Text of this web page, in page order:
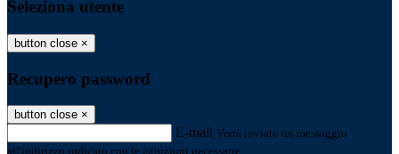
Seleziona utente
button close ×
Recupero password
button close ×
E-mail Verrà inviato un messaggio
all'indirizzo indicato con le istruzioni necessarie.